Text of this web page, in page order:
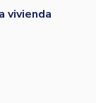
vivienda